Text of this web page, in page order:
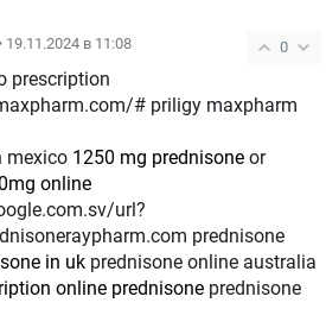
0
• 19.11.2024 в 11:08
prescription
# priligy maxpharm
mexico 1250 mg prednisone or
online
url?
prednisone
in uk prednisone online australia
online prednisone prednisone